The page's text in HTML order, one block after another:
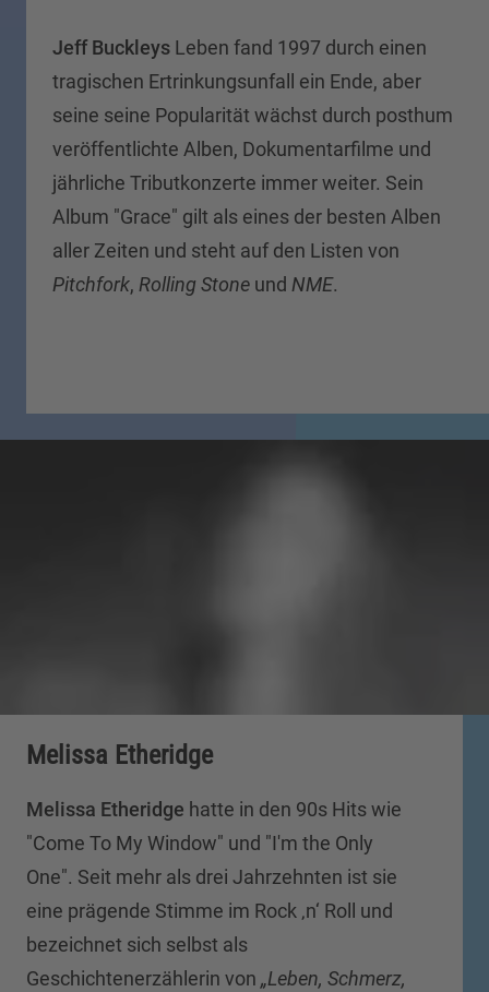
Jeff Buckleys Leben fand 1997 durch einen
tragischen Ertrinkungsunfall ein Ende, aber
seine seine Popularität wächst durch posthum
veröffentlichte Alben, Dokumentarfilme und
jährliche Tributkonzerte immer weiter. Sein
Album "Grace" gilt als eines der besten Alben
aller Zeiten und steht auf den Listen von
Pitchfork, Rolling Stone und NME.
Melissa Etheridge
Melissa Etheridge hatte in den 90s Hits wie
"Come To My Window" und "I'm the Only
One". Seit mehr als drei Jahrzehnten ist sie
eine prägende Stimme im Rock ‚n‘ Roll und
bezeichnet sich selbst als
Geschichtenerzählerin von „Leben, Schmerz,